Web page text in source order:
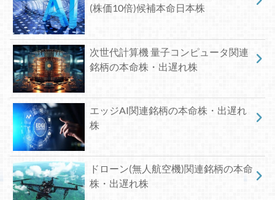
(株価10倍)候補本命日本株
次世代計算機 量子コンピュータ関連
銘柄の本命株・出遅れ株
エッジAI関連銘柄の本命株・出遅れ
株
ドローン(無人航空機)関連銘柄の本命
株・出遅れ株